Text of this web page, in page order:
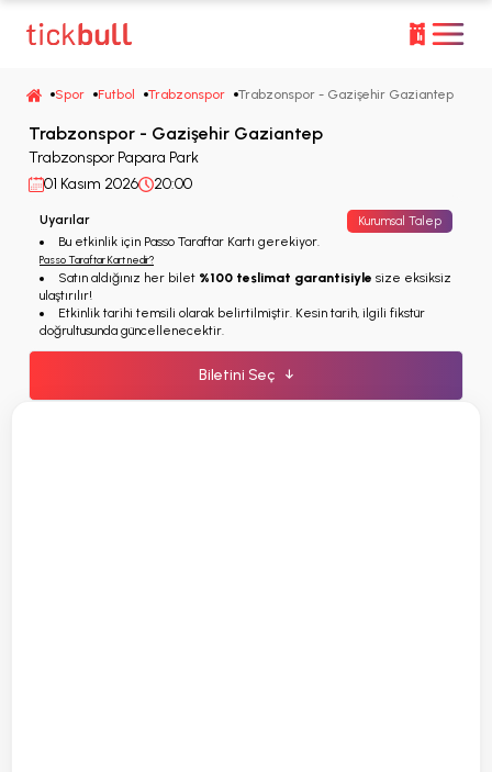
Spor Futbol Trabzonspor Trabzonspor - Gazişehir Gaziantep
Trabzonspor - Gazişehir Gaziantep
Trabzonspor Papara Park
01 Kasım 2026
20:00
Uyarılar Kurumsal Talep
Bu etkinlik için Passo Taraftar Kartı gerekiyor.
Passo Taraftar Kart nedir?
Satın aldığınız her bilet %100 teslimat garantisiyle size eksiksiz
ulaştırılır!
Etkinlik tarihi temsili olarak belirtilmiştir. Kesin tarih, ilgili fikstür
doğrultusunda güncellenecektir.
Biletini Seç ↓